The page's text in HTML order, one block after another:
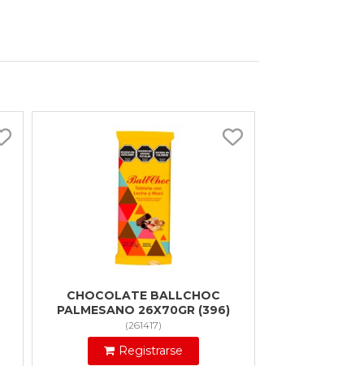
CHOCOLATE BALLCHOC
PALMESANO 26X70GR (396)
(261417)
Registrarse